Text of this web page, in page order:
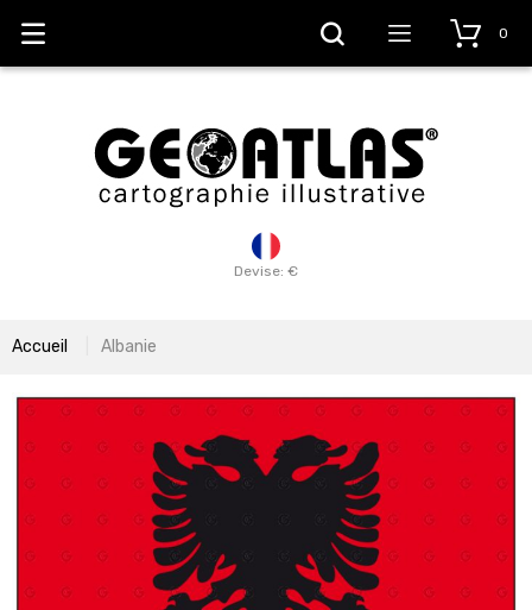
Devise: €
0
Accueil Albanie